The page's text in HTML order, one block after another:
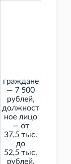
граждане
— 7 500
рублей,
должност
ное лицо
— от
37,5 тыс.
до
52,5 тыс.
рублей,